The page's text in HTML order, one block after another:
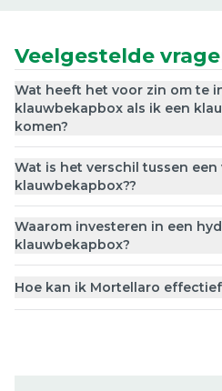
Veelgestelde
Wat heeft het voor zin om te
klauwbekapbox als ik een
komen?
Wat is het verschil tussen
klauwbekapbox??
Waarom investeren in een
klauwbekapbox?
Hoe kan ik Mortellaro